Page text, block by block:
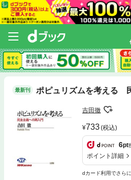
最新刊 ポピュリズムを考える
吉田徹
733(税込)
6pt
ポイント詳細
dカード利用でさら